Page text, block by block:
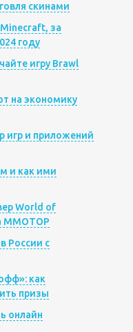
скинами
за
году
игру Brawl
на экономику
игр и приложений
и как ими
World of
России с
как
призы
онлайн